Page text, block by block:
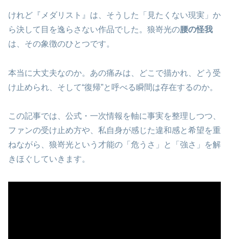
けれど『メダリスト』は、そうした「見たくない現実」か
ら決して目を逸らさない作品でした。狼嵜光の腰の怪我
は、その象徴のひとつです。
本当に大丈夫なのか。あの痛みは、どこで描かれ、どう受
け止められ、そして“復帰”と呼べる瞬間は存在するのか。
この記事では、公式・一次情報を軸に事実を整理しつつ、
ファンの受け止め方や、私自身が感じた違和感と希望を重
ねながら、狼嵜光という才能の「危うさ」と「強さ」を解
きほぐしていきます。